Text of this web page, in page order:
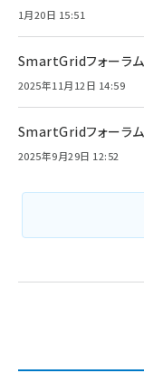
1月20日 15:51
SmartGridフォーラ
2025年11月12日 14:59
SmartGridフォーラ
2025年9月29日 12:52